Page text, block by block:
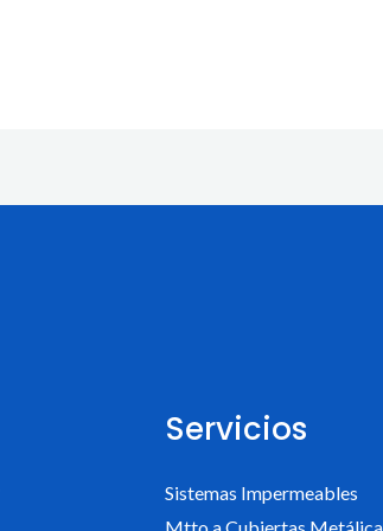
Servicios
Sistemas Impermeables
Mtto a Cubiertas